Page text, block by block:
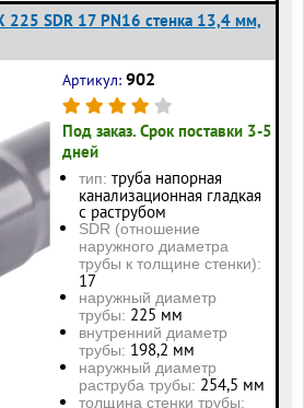
225 SDR 17 PN16 стенка 13,4 мм,
Артикул: 902
Под заказ. Срок поставки 3-5
дней
тип: труба напорная
канализационная гладкая
с раструбом
SDR (отношение
наружного диаметра
трубы к толщине стенки):
17
наружный диаметр
трубы: 225 мм
внутренний диаметр
трубы: 198,2 мм
наружный диаметр
раструба трубы: 254,5 мм
толщина стенки трубы: